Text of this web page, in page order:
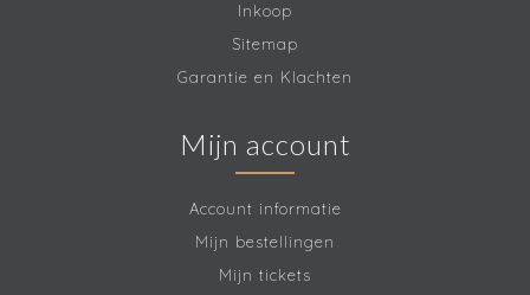
Inkoop
Sitemap
Garantie en Klachten
Mijn account
Account informatie
Mijn bestellingen
Mijn tickets